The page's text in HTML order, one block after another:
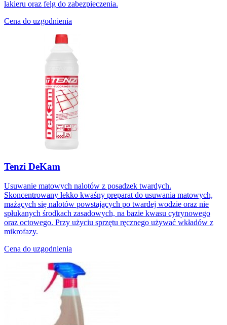
lakieru oraz felg do zabezpieczenia.
Cena do uzgodnienia
Tenzi DeKam
Usuwanie matowych nalotów z posadzek twardych.
Skoncentrowany lekko kwaśny preparat do usuwania matowych,
mażących się nalotów powstających po twardej wodzie oraz nie
spłukanych środkach zasadowych, na bazie kwasu cytrynowego
oraz octowego. Przy użyciu sprzętu ręcznego używać wkładów z
mikrofazy.
Cena do uzgodnienia